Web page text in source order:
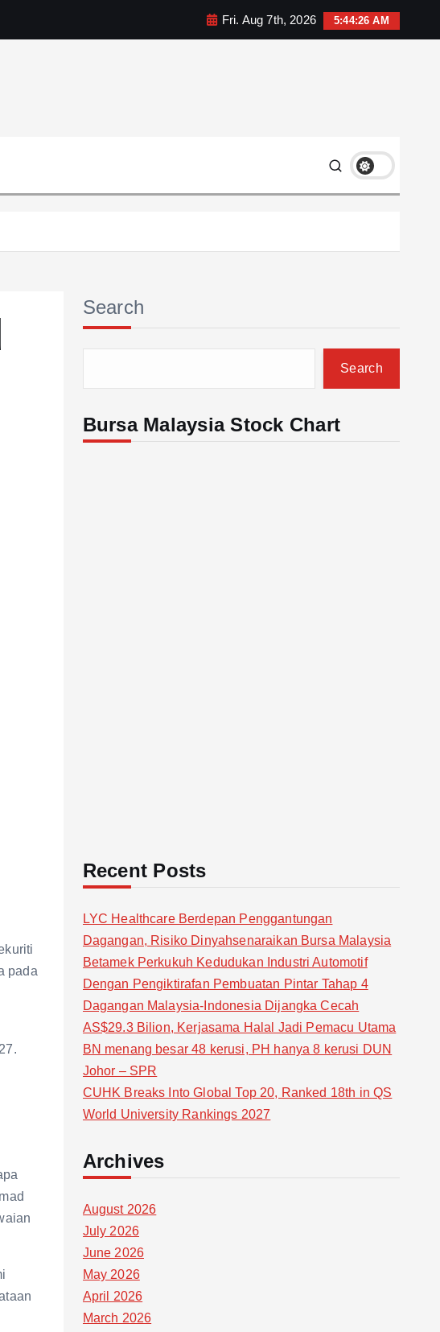
Fri. Aug 7th, 2026 5:44:27 AM
pada
Search
Search
Bursa Malaysia Stock Chart
Recent Posts
LYC Healthcare Berdepan Penggantungan
Dagangan, Risiko Dinyahsenaraikan Bursa Malaysia
Betamek Perkukuh Kedudukan Industri Automotif
Dengan Pengiktirafan Pembuatan Pintar Tahap 4
Dagangan Malaysia-Indonesia Dijangka Cecah
AS$29.3 Bilion, Kerjasama Halal Jadi Pemacu Utama
BN menang besar 48 kerusi, PH hanya 8 kerusi DUN
Johor – SPR
CUHK Breaks Into Global Top 20, Ranked 18th in QS
World University Rankings 2027
Archives
August 2026
July 2026
June 2026
May 2026
April 2026
March 2026